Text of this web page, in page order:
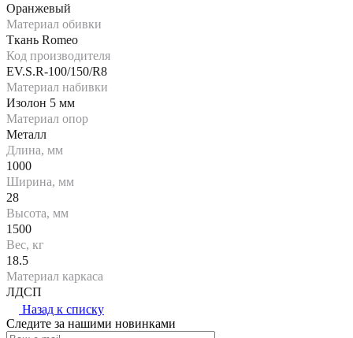
Оранжевый
Материал обивки
Ткань Romeo
Код производителя
EV.S.R-100/150/R8
Материал набивки
Изолон 5 мм
Материал опор
Металл
Длина, мм
1000
Ширина, мм
28
Высота, мм
1500
Вес, кг
18.5
Материал каркаса
ЛДСП
Назад к списку
Следите за нашими новинками